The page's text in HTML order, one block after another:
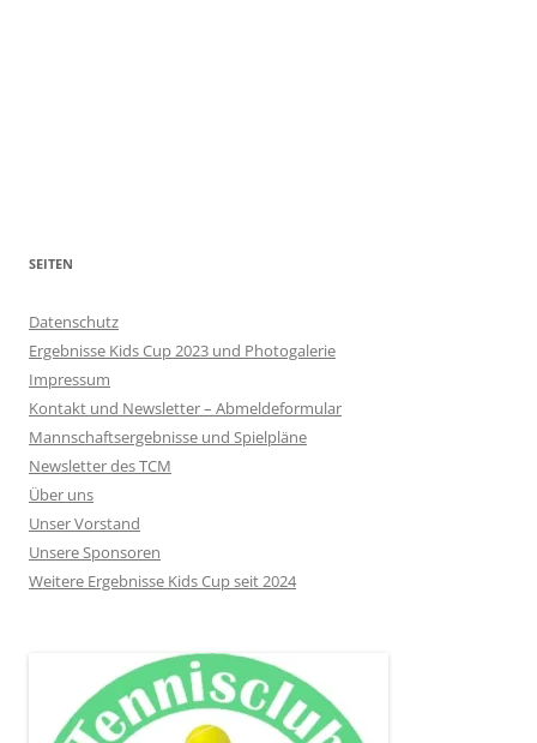
SEITEN
Datenschutz
Ergebnisse Kids Cup 2023 und Photogalerie
Impressum
Kontakt und Newsletter – Abmeldeformular
Mannschaftsergebnisse und Spielpläne
Newsletter des TCM
Über uns
Unser Vorstand
Unsere Sponsoren
Weitere Ergebnisse Kids Cup seit 2024